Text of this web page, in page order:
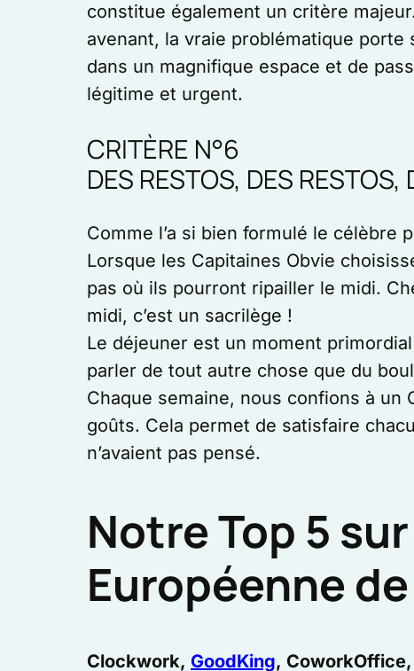
constitue également un critère
avenant, la vraie problématique
dans un magnifique espace et de
légitime et urgent.
CRITÈRE N°6
DES RESTOS, DES RESTOS,
Comme l’a si bien formulé le célèbre
Lorsque les Capitaines Obvie
pas où ils pourront ripailler le midi.
midi, c’est un sacrilège !
Le déjeuner est un moment
parler de tout autre chose que du
Chaque semaine, nous confions à
goûts. Cela permet de satisfaire
n’avaient pas pensé.
Notre Top 5
Européenne
Clockwork, GoodKing, CoworkOffice,